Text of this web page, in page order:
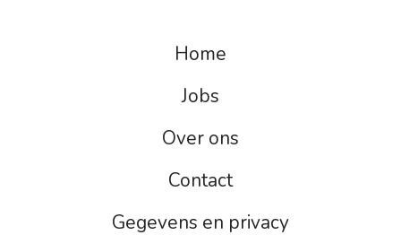
Home
Jobs
Over ons
Contact
Gegevens en privacy